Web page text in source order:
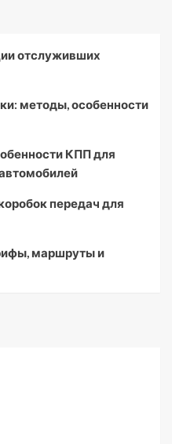
отслуживших
методы, особенности
КПП для
передач для
маршруты и